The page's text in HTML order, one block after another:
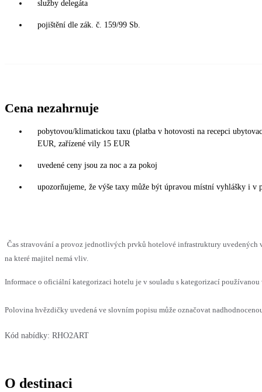
služby delegáta
pojištění dle zák. č. 159/99 Sb.
Cena nezahrnuje
pobytovou/klimatickou taxu (platba v hotovosti na recepci
EUR, zařízené vily 15 EUR
uvedené ceny jsou za noc a za pokoj
upozorňujeme, že výše taxy může být úpravou místní vyhlášky i
Čas stravování a provoz jednotlivých prvků hotelové infrastruktury uvedených
na které majitel nemá vliv.
Informace o oficiální kategorizaci hotelu je v souladu s kategorizací
Polovina hvězdičky uvedená ve slovním popisu může označovat
Kód nabídky: RHO2ART
O destinaci